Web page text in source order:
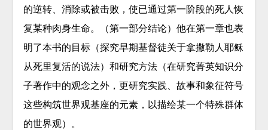
的逆转、消除或被击败，使已通过第一阶段的死人恢
复某种肉身生命。（第一部分结论）他在第一章也表
明了本书的目标（探究早期基督徒关于拿撒勒人耶稣
从死里复活的说法）和研究方法（在研究菁英知识分
子著作中的观念之外，更研究实践、故事和象征符号
这些构筑世界观基座的元素，以描绘某一个特殊群体
的世界观）。